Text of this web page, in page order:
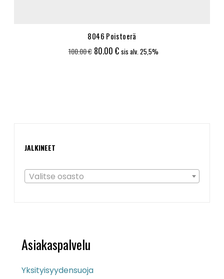
JALKINEET
Valitse osasto
8046 Poistoerä
100.00€ Alkuperäinen
80.00 €Nykyinen
sis alv. 25,5%
Asiakaspalvelu
Yksityisyydensuoja